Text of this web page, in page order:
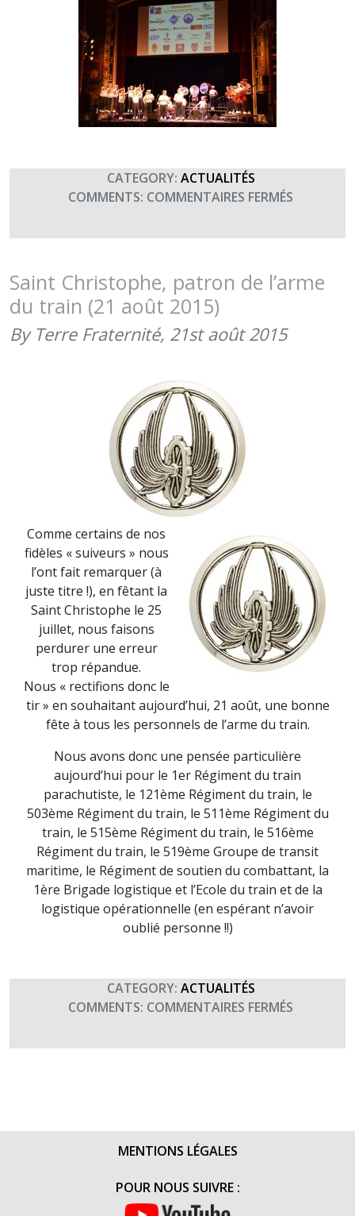
CATEGORY: ACTUALITÉS
COMMENTS: COMMENTAIRES FERMÉS
« LES
LA
Saint Christophe, patron de l’arme
du train (21 août 2015)
By Terre Fraternité, 21st août 2015
Comme certains de nos
fidèles « suiveurs » nous
l’ont fait remarquer (à
juste titre !), en fêtant la
Saint Christophe le 25
juillet, nous faisons
perdurer une erreur
trop répandue.
Nous « rectifions donc le
tir » en souhaitant aujourd’hui, 21 août, une bonne
fête à tous les personnels de l’arme du train.
Nous avons donc une pensée particulière
aujourd’hui pour le 1er Régiment du train
parachutiste, le 121ème Régiment du train, le
503ème Régiment du train, le 511ème Régiment du
train, le 515ème Régiment du train, le 516ème
Régiment du train, le 519ème Groupe de transit
maritime, le Régiment de soutien du combattant, la
1ère Brigade logistique et l’Ecole du train et de la
logistique opérationnelle (en espérant n’avoir
oublié personne !!)
CATEGORY: ACTUALITÉS
COMMENTS: COMMENTAIRES FERMÉS
MENTIONS LÉGALES
POUR NOUS SUIVRE :